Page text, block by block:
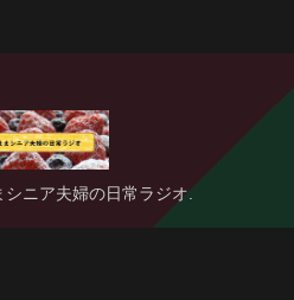
ニア夫婦の日常ラジオ.